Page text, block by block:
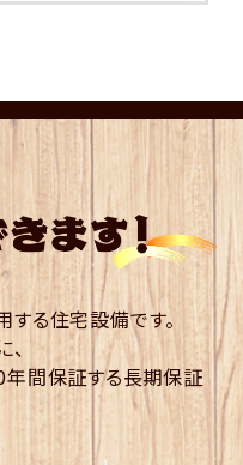
る住宅設備です。
間保証する長期保証